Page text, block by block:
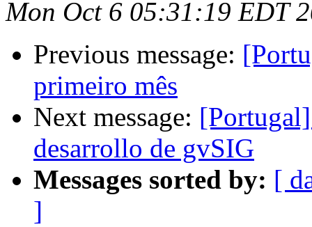
Mon Oct 6 05:31:19 EDT
Previous message:
primeiro mês
Next message:
desarrollo de gvSIG
Messages sorted by: [
]